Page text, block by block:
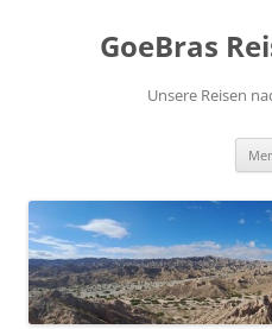
GoeBras
Unsere Reisen